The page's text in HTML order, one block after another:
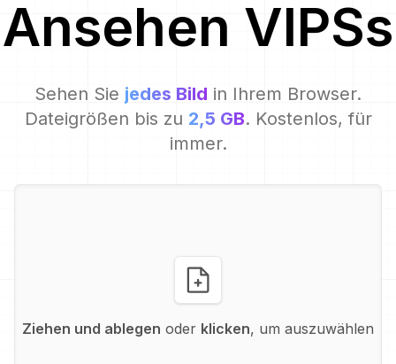
Ansehen VIPSs
Sehen Sie jedes Bild in Ihrem Browser.
Dateigrößen bis zu 2,5 GB. Kostenlos, für
immer.
Ziehen und ablegen oder klicken, um auszuwählen